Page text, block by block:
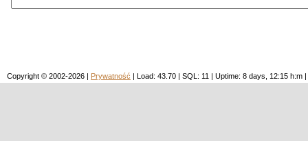
Copyright © 2002-2026 | Prywatność | Load: 43.70 | SQL: 11 | Uptime: 8 days, 12:15